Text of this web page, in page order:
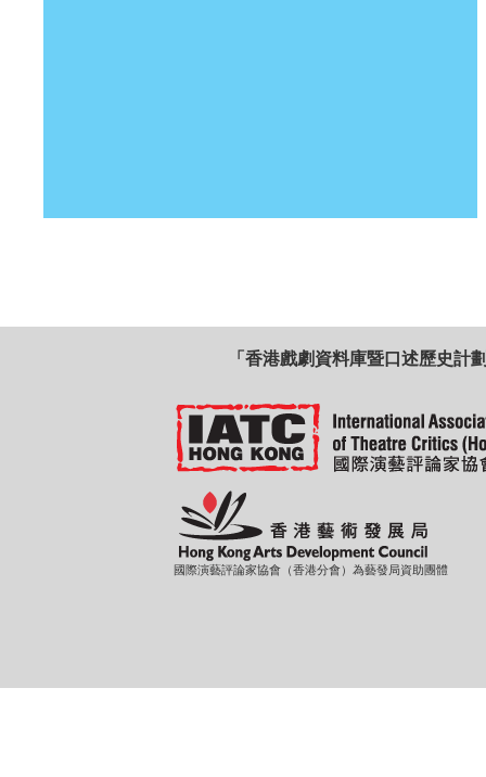
「香港戲劇資料庫暨口述歷史計
國際演藝評論家協會（香港分會）為藝發局資助團體